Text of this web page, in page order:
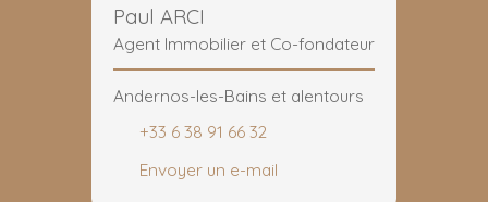
Paul ARCI
Agent Immobilier et Co-fondateur
Andernos-les-Bains et alentours
+33 6 38 91 66 32
Envoyer un e-mail